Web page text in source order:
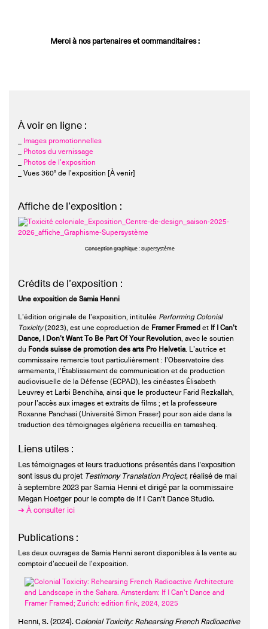
Merci à nos partenaires et commanditaires:
À voir en ligne :
Images promotionnelles
Photos du vernissage
Photos de l’exposition
_ Vues 360° de l’exposition [À venir]
Affiche de l’exposition :
Conception graphique : Supersystème
Crédits de l’exposition :
Une exposition de Samia Henni
L’édition originale de l’exposition, intitulée Performing Colonial
Toxicity(2023), est une coproduction de Framer Framed et If I Can’t
Dance, I Don’t Want To Be Part Of Your Revolution, avec le soutien
du Fonds suisse de promotion des arts Pro Helvetia. L’autrice et
commissaire remercie tout particulièrement : l’Observatoire des
armements, l’Établissement de communication et de production
audiovisuelle de la Défense (ECPAD), les cinéastes Élisabeth
Leuvrey et Larbi Benchiha, ainsi que le producteur Farid Rezkallah,
pour l’accès aux images et extraits de films ; et la professeure
Roxanne Panchasi (Université Simon Fraser) pour son aide dans la
traduction des témoignages algériens recueillis en tamasheq.
Liens utiles :
Les témoignages et leurs traductions présentés dans l’exposition
sont issus du projet Testimony Translation Project, réalisé de mai
à septembre 2023 par Samia Henni et dirigé par la commissaire
Megan Hoetger pour le compte de If I Can’t Dance Studio.
➔ À consulter ici
Publications :
Les deux ouvrages de Samia Henni seront disponibles à la vente au
comptoir d’accueil de l’exposition.
Henni, S. (2024). Colonial Toxicity: Rehearsing French Radioactive